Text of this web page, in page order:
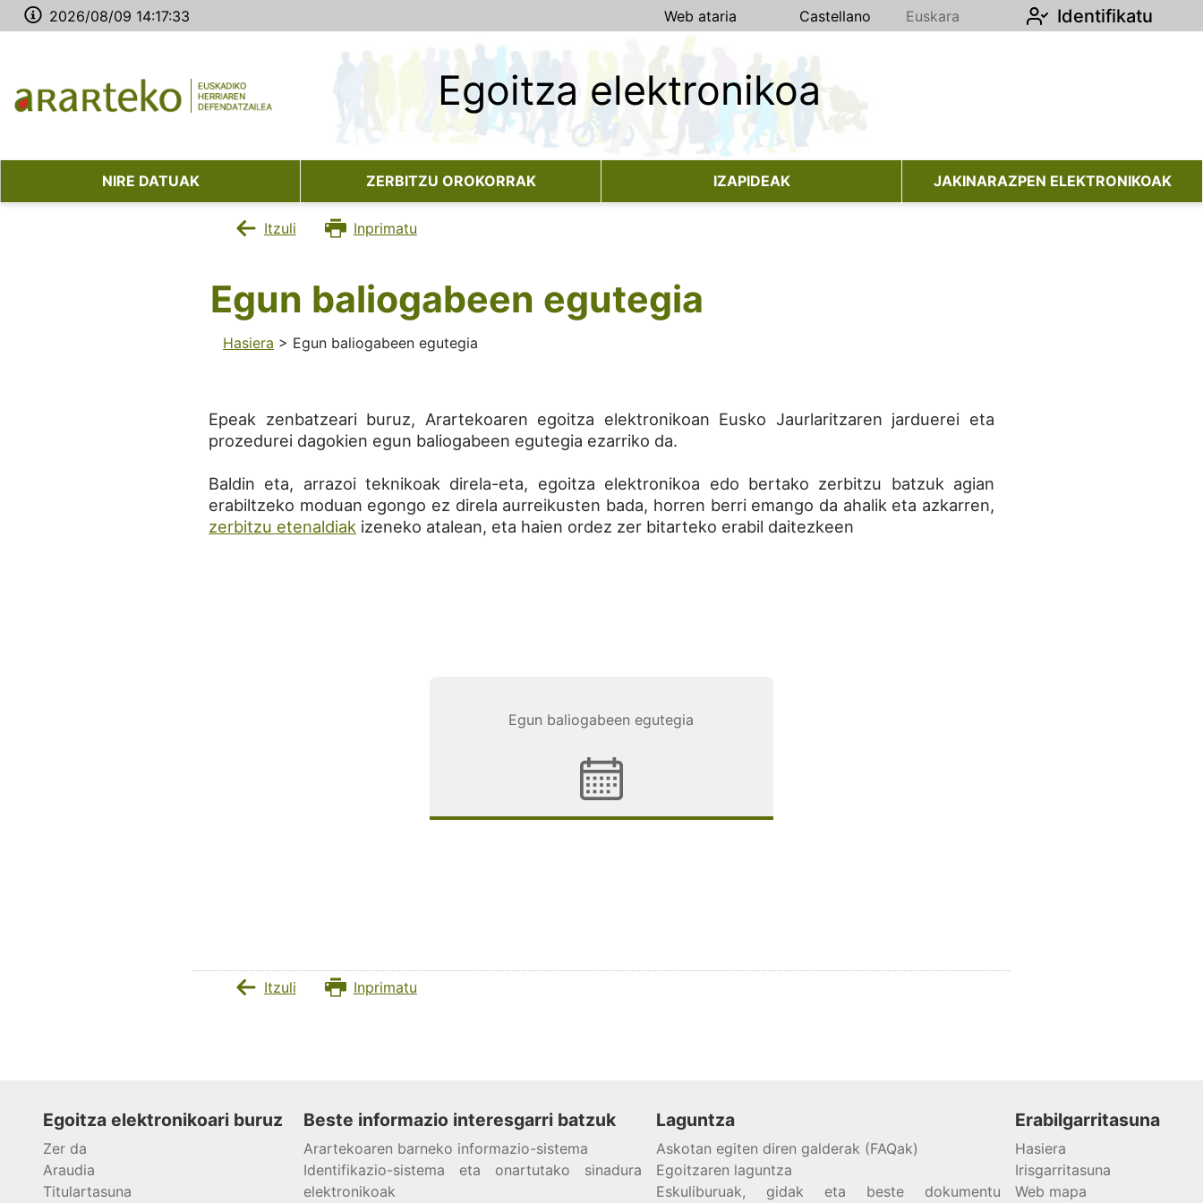
2026/08/09 14:17:33 Web ataria Castellano Euskara Identifikatu
Egoitza elektronikoa
No hay subtitulo
NIRE DATUAK ZERBITZU OROKORRAK IZAPIDEAK JAKINARAZPEN ELEKTRONIKOAK
Itzuli Inprimatu
Egun baliogabeen egutegia
Hasiera > Egun baliogabeen egutegia
Epeak zenbatzeari buruz, Arartekoaren egoitza elektronikoan Eusko Jaurlaritzaren jarduerei eta
prozedurei dagokien egun baliogabeen egutegia ezarriko da.
Baldin eta, arrazoi teknikoak direla-eta, egoitza elektronikoa edo bertako zerbitzu batzuk agian
erabiltzeko moduan egongo ez direla aurreikusten bada, horren berri emango da ahalik eta azkarren,
zerbitzu etenaldiak izeneko atalean, eta haien ordez zer bitarteko erabil daitezkeen
Egun baliogabeen egutegia
Itzuli Inprimatu
Egoitza elektronikoari buruz
Zer da
Araudia
Titulartasuna
Beste informazio interesgarri batzuk
Arartekoaren barneko informazio-sistema
Identifikazio-sistema eta onartutako sinadura
elektronikoak
Laguntza
Askotan egiten diren galderak (FAQak)
Egoitzaren laguntza
Eskuliburuak, gidak eta beste dokumentu
Erabilgarritasuna
Hasiera
Irisgarritasuna
Web mapa